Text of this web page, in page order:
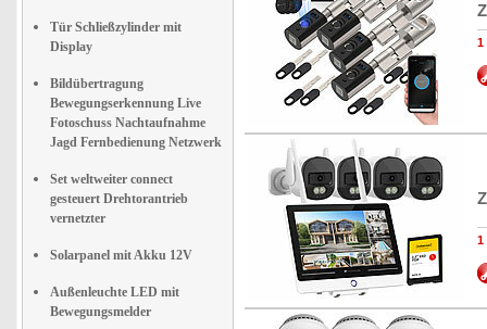
Tür Schließzylinder mit
Display
Bildübertragung
Bewegungserkennung Live
Fotoschuss Nachtaufnahme
Jagd Fernbedienung Netzwerk
Set weltweiter connect
gesteuert Drehtorantrieb
vernetzter
Solarpanel mit Akku 12V
Außenleuchte LED mit
Bewegungsmelder
1
1